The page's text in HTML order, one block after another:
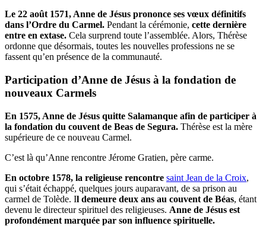
Le 22 août 1571, Anne de Jésus prononce ses vœux définitifs
dans l’Ordre du Carmel. Pendant la cérémonie, cette dernière
entre en extase. Cela surprend toute l’assemblée. Alors, Thérèse
ordonne que désormais, toutes les nouvelles professions ne se
fassent qu’en présence de la communauté.
Participation d’Anne de Jésus à la fondation de
nouveaux Carmels
En 1575, Anne de Jésus quitte Salamanque afin de participer à
la fondation du couvent de Beas de Segura. Thérèse est la mère
supérieure de ce nouveau Carmel.
C’est là qu’Anne rencontre Jérome Gratien, père carme.
En octobre 1578, la religieuse rencontre saint Jean de la Croix,
qui s’était échappé, quelques jours auparavant, de sa prison au
carmel de Tolède. Il demeure deux ans au couvent de Béas, étant
devenu le directeur spirituel des religieuses. Anne de Jésus est
profondément marquée par son influence spirituelle.